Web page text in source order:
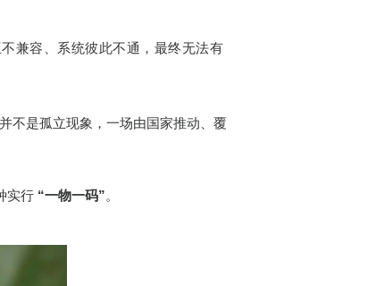
兼容、系统彼此不通，最终无法有
不是孤立现象，一场由国家推动、覆
实行 “一物一码”。